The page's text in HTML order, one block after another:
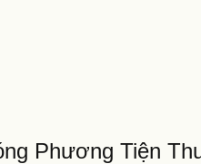
Phương Tiện